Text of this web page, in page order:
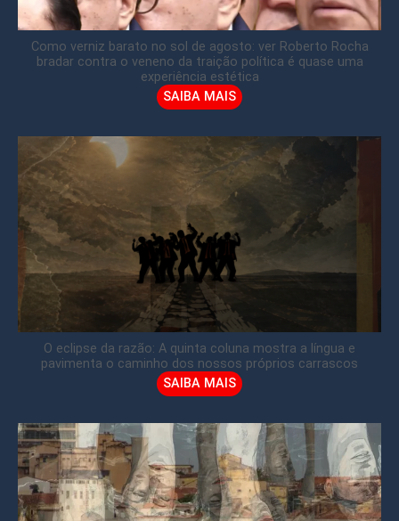
Como verniz barato no sol de agosto: ver Roberto Rocha
bradar contra o veneno da traição política é quase uma
experiência estética
SAIBA MAIS
O eclipse da razão: A quinta coluna mostra a língua e
pavimenta o caminho dos nossos próprios carrascos
SAIBA MAIS